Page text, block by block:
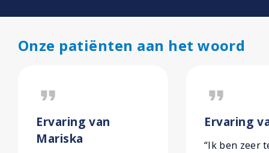
Onze patiënten aan het woord
format_quote
Ervaring van
Mariska
format_quote
Ervaring
“Ik ben zeer